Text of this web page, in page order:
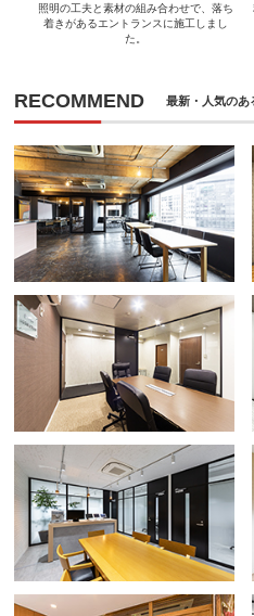
照明の工夫と素材の組み合わせで、落ち
着きがあるエントランスに施工しまし
た。
RECOMMEND 最新・人気のあ